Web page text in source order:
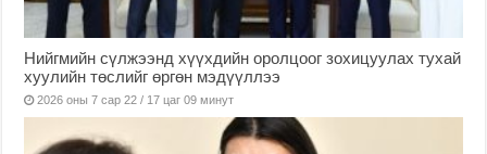
Нийгмийн сүлжээнд хүүхдийн оролцоог зохицуулах тухай
хуулийн төслийг өргөн мэдүүллээ
2026 оны 7 сар 22 / 17 цаг 09 минут